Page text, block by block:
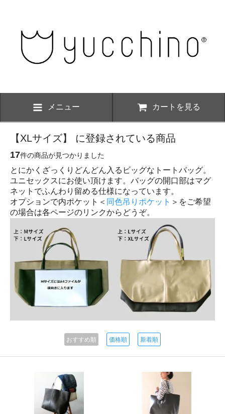
メニュー カートを見る
【XLサイズ】 に登録されている商品
17件の商品が見つかりました
とにかくざっくりどんどん入るビッグなトートバッグ。
ユニセックスにお使い頂けます。バッグの開口部はマグ
ネットでふんわり留める仕様になっています。
オプションで内ポケット＜ 同色吊りポケット ＞をご希望
の場合は各ページのリンクからどうぞ。
おすすめ順 価格順 新着順